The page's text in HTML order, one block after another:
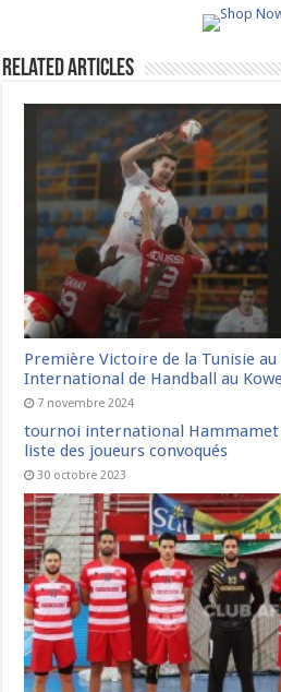
Related Articles
Première Victoire de la Tunisie
International de Handball au
7 novembre 2024
tournoi international
liste des joueurs convoqués
30 octobre 2023